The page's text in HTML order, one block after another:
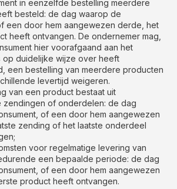
in eenzelfde bestelling meerdere
besteld: de dag waarop de
een door hem aangewezen derde, het
heeft ontvangen. De ondernemer mag,
hier voorafgaand aan het
op duidelijke wijze over heeft
een bestelling van meerdere producten
levertijd weigeren.
van een product bestaat uit
zendingen of onderdelen: de dag
of een door hem aangewezen
zending of het laatste onderdeel
voor regelmatige levering van
een bepaalde periode: de dag
of een door hem aangewezen
product heeft ontvangen.